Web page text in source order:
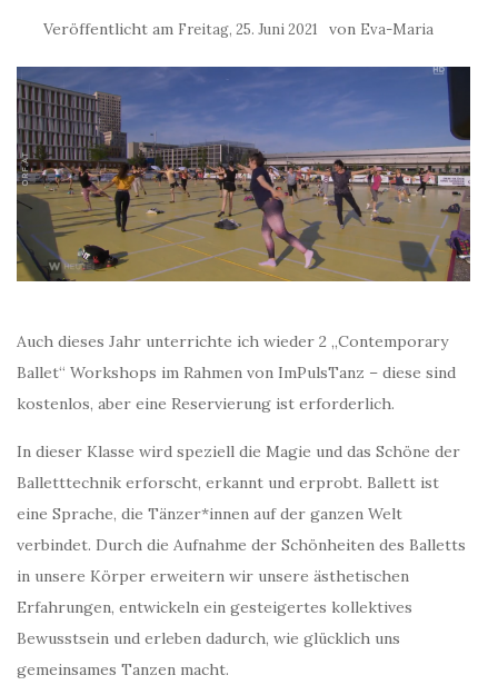
Veröffentlicht am Freitag, 25. Juni 2021 von Eva-Maria
Auch dieses Jahr unterrichte ich wieder 2 „Contemporary
Ballet“ Workshops im Rahmen von ImPulsTanz – diese sind
kostenlos, aber eine Reservierung ist erforderlich.
In dieser Klasse wird speziell die Magie und das Schöne der
Balletttechnik erforscht, erkannt und erprobt. Ballett ist
eine Sprache, die Tänzer*innen auf der ganzen Welt
verbindet. Durch die Aufnahme der Schönheiten des Balletts
in unsere Körper erweitern wir unsere ästhetischen
Erfahrungen, entwickeln ein gesteigertes kollektives
Bewusstsein und erleben dadurch, wie glücklich uns
gemeinsames Tanzen macht.